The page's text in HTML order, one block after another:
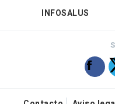
INFOSALUS